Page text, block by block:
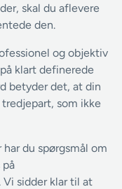
skal du aflevere
den.
og objektiv
klart definerede
betyder det, at din
som ikke
du spørgsmål om
på
sidder klar til at